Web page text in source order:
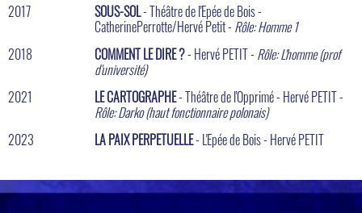
2017
SOUS-SOL- Théâtre de l'Epée de Bois -
CatherinePerrotte/Hervé Petit - Rôle: Homme 1
2018
COMMENT LE DIRE ?- Hervé PETIT - Rôle: L'homme (prof
d'université)
2021
LE CARTOGRAPHE- Théâtre de l'Opprimé - Hervé PETIT -
Rôle: Darko (haut fonctionnaire polonais)
2023
LA PAIX PERPETUELLE- L'Epée de Bois - Hervé PETIT